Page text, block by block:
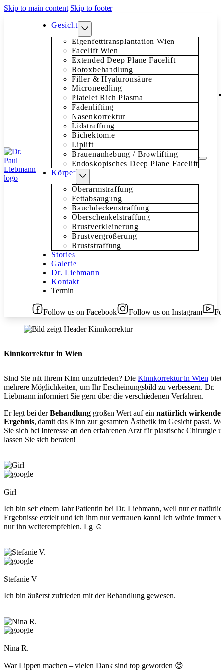
Skip to main content Skip to footer
Gesicht
Eigenfetttransplantation Wien
Facelift Wien
Extended Deep Plane Facelift
Botoxbehandlung
Filler & Hyaluronsäure
Microneedling
Platelet Rich Plasma
Fadenlifting
Nasenkorrektur
Lidstraffung
Bichektomie
Liplift
Brauenanhebung / Browlifting
Endoskopisches Deep Plane Facelift
Körper
Oberarmstraffung
Fettabsaugung
Bauchdeckenstraffung
Oberschenkelstraffung
Brustverkleinerung
Brustvergrößerung
Bruststraffung
Stories
Galerie
Dr. Liebmann
Kontakt
Termin
Follow us on Facebook Follow us on Instagram
Kinnkorrektur in Wien
Sind Sie mit Ihrem Kinn unzufrieden? Die Kinnkorrektur in Wien
mehrere Möglichkeiten, um Ihr Erscheinungsbild zu verbessern. Dr.
Liebmann informiert Sie gern über die verschiedenen Verfahren.
Er legt bei derBehandlung großen Wert auf ein natürlich
Ergebnis, damit das Kinn zur gesamten Ästhetik im Gesicht passt.
Sie sich bei Interesse an den erfahrenen Arzt für plastische Chirurgie
lassen Sie sich beraten!
Girl
Ich bin seit einem Jahr Patientin bei Dr. Liebmann, weil nur er
Ergebnisse erzielt und ich ihm nur vertrauen kann! Ich würde immer
nur ihn weiterempfehlen. Lg ☺️
Stefanie V.
Ich bin äußerst zufrieden mit der Behandlung gewesen.
Nina R.
War Lippen machen – vielen Dank sind top geworden 😊